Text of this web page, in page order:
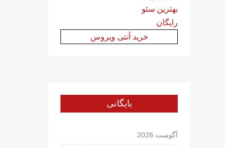
بهترین سئو
رایگان
خرید آنتی ویروس
بایگانی
آگوست 2026